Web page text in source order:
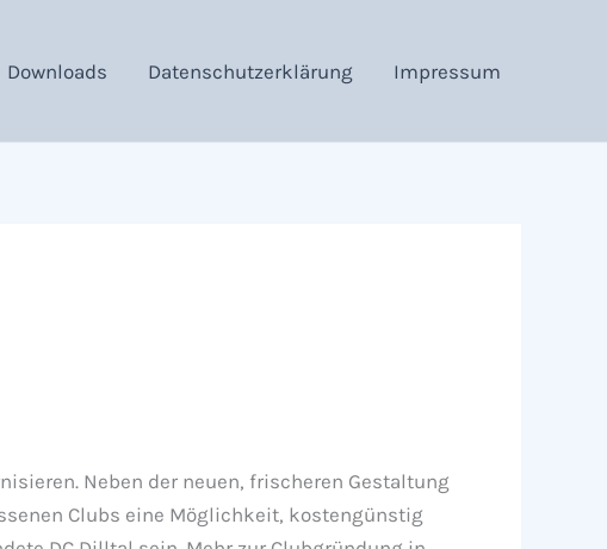
Downloads Datenschutzerklärung Impressum
Neben der neuen, frischeren Gestaltung
Clubs eine Möglichkeit, kostengünstig